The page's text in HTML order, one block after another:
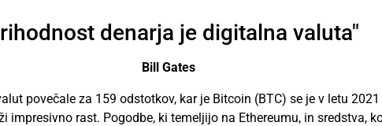
denarja je digitalna valuta"
Bill Gates
povečale za 159 odstotkov, kar je Bitcoin (BTC) se je v letu
impresivno rast. Pogodbe, ki temeljijo na Ethereumu, in sredstva,